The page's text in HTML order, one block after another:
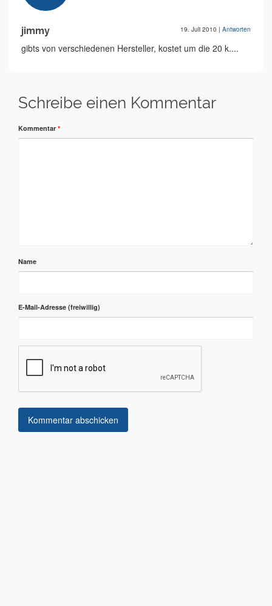
jimmy 19. Juli 2010 | Antworten
gibts von verschiedenen Hersteller, kostet um die 20 k....
Schreibe einen Kommentar
Kommentar *
Name
E-Mail-Adresse